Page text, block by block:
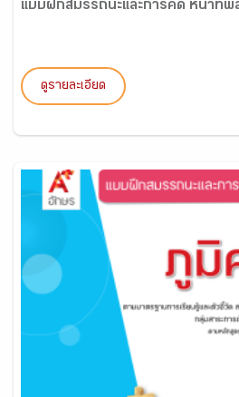
แบบฝึกสมรรถนะและการคิด หน้าที่พ
ดูรายละเอียด